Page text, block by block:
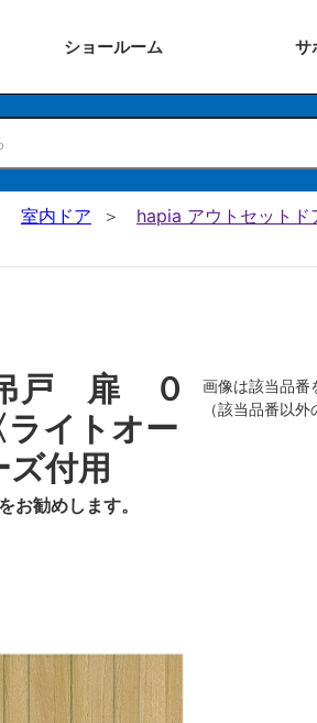
ショールーム サ
室内ドア
hapia アウトセットド
戸 扉 ０
イトオー
付用
勧めします。
画像は該当品番
（該当品番以